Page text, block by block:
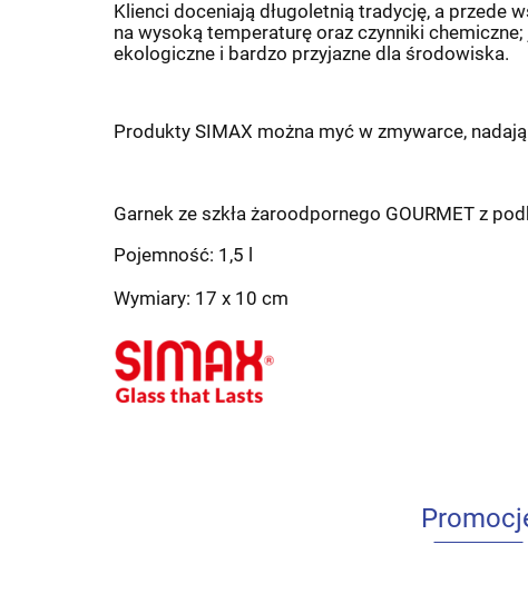
Klienci doceniają długoletnią tradycję, a
na wysoką temperaturę oraz czynniki
ekologiczne i bardzo przyjazne dla środowiska.
Produkty SIMAX można myć w zmywarce,
Garnek ze szkła żaroodpornego GOURMET z
Pojemność: 1,5 l
Wymiary: 17 x 10 cm